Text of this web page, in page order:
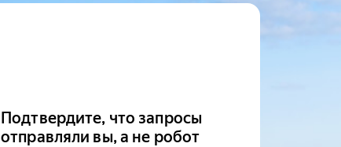
Подтвердите, что запросы
отправляли вы, а не робот